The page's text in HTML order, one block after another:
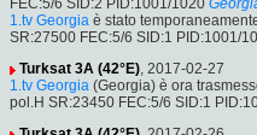
FEC:5/6 SID:2 PID:1001/1020
1.tv Georgia è stato
SR:27500 FEC:5/6 SID:1 PID:1001/
Turksat 3A (42°E), 2017-02-27
1.tv Georgia (Georgia) è ora
pol.H SR:23450 FEC:5/6 SID:1